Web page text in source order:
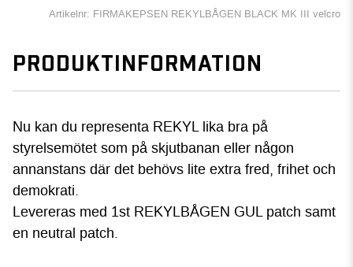
Artikelnr: FIRMAKEPSEN REKYLBÅGEN BLACK MK III velcro
PRODUKTINFORMATION
Nu kan du representa REKYL lika bra på
styrelsemötet som på skjutbanan eller någon
annanstans där det behövs lite extra fred, frihet och
demokrati.
Levereras med 1st REKYLBÅGEN GUL patch samt
en neutral patch.